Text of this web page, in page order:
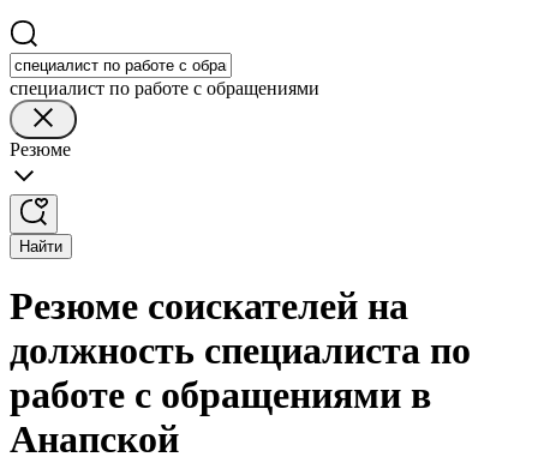
специалист по работе с обращениями
Резюме
Найти
Резюме соискателей на
должность специалиста по
работе с обращениями в
Анапской